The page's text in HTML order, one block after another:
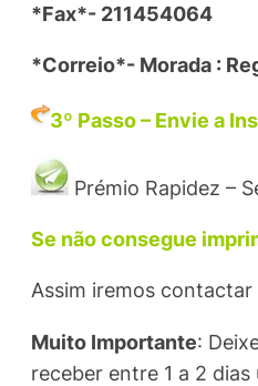
*Fax*- 211454064
*Correio*- Morada :
3º Passo – Envie a
Prémio Rapidez –
Se não consegue
Assim iremos
Muito Importante:
receber entre 1 a 2 dias